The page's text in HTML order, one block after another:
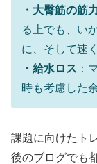
・大臀筋の筋
る上でも、い
に、そして速
・給水ロス ：
時も考慮した
課題に向けたト
後のブログでも